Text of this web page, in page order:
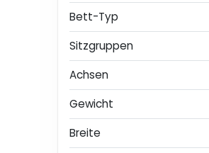
Bett-Typ
Sitzgruppen
Achsen
Gewicht
Breite